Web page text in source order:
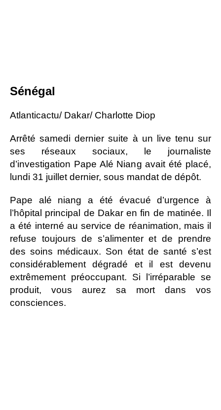
Sénégal
Atlanticactu/ Dakar/ Charlotte Diop
Arrêté samedi dernier suite à un live tenu sur
ses réseaux sociaux, le journaliste
d’investigation Pape Alé Niang avait été placé,
lundi 31 juillet dernier, sous mandat de dépôt.
Pape alé niang a été évacué d’urgence à
l’hôpital principal de Dakar en fin de matinée. Il
a été interné au service de réanimation, mais il
refuse toujours de s’alimenter et de prendre
des soins médicaux. Son état de santé s’est
considérablement dégradé et il est devenu
extrêmement préoccupant. Si l’irréparable se
produit, vous aurez sa mort dans vos
consciences.